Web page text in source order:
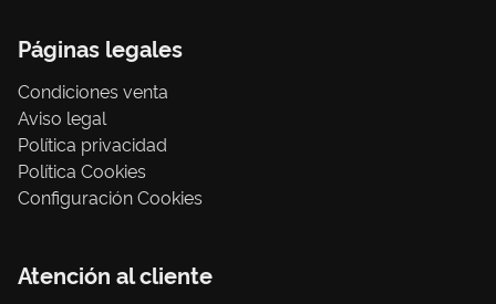
Páginas legales
Condiciones venta
Aviso legal
Política privacidad
Política Cookies
Configuración Cookies
Atención al cliente